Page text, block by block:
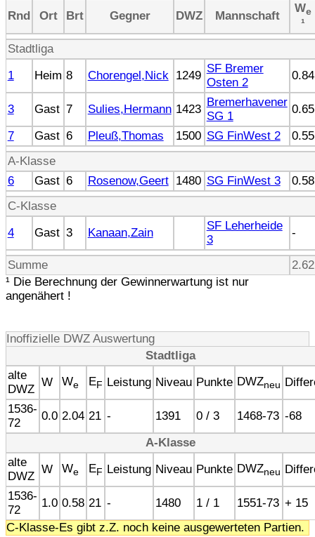
Rnd
Ort Brt Gegner DWZ Mannschaft
We
¹
Stadtliga
1
Heim 8 Chorengel,Nick 1249
SF Bremer
Osten 2
0.84
3 Gast 7 Sulies,Hermann 1423
Bremerhavener
SG 1
0.65
7
Gast 6 Pleuß,Thomas 1500 SG FinWest 2
0.55
A-Klasse
6
Gast 6 Rosenow,Geert 1480 SG FinWest 3
0.58
C-Klasse
4
Gast 3 Kanaan,Zain
SF Leherheide
3
-
Summe
2.62
¹ Die Berechnung der Gewinnerwartung ist nur
angenähert !
Inoffizielle DWZ Auswertung
Stadtliga
alte
DWZ
W We EF Leistung Niveau Punkte DWZneu
1536-
72
0.0 2.04 21 - 1391 0 / 3 1468-73 -68
A-Klasse
alte
DWZ
W We EF Leistung Niveau Punkte DWZneu
1536-
72
1.0 0.58 21 - 1480 1 / 1 1551-73 + 15
C-Klasse-Es gibt z.Z. noch keine ausgewerteten Partien.